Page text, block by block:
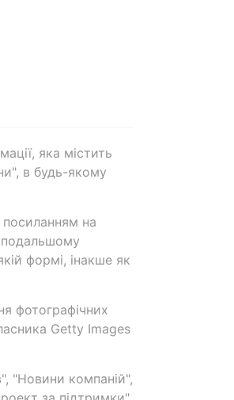
яка містить
в будь-якому
посиланням на
подальшому
формі, інакше як
фотографічних
Getty Images
"Новини компаній",